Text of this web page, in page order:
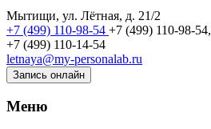
Мытищи, ул. Лётная, д. 21/2
+7 (499) 110-98-54 +7 (499) 110-98-54,
+7 (499) 110-14-54
letnaya@my-personalab.ru
Запись онлайн
Меню